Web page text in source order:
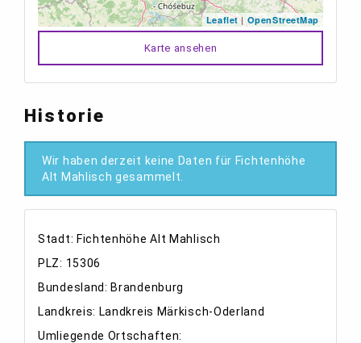
Leaflet| OpenStreetMap
Karte ansehen
Historie
Wir haben derzeit keine Daten für Fichtenhöhe
Alt Mahlisch gesammelt.
Stadt: Fichtenhöhe Alt Mahlisch
PLZ: 15306
Bundesland: Brandenburg
Landkreis: Landkreis Märkisch-Oderland
Umliegende Ortschaften: